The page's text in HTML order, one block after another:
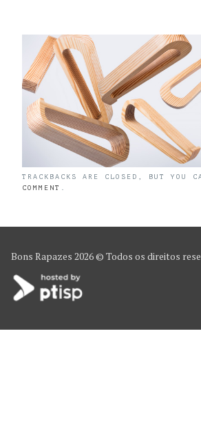
TRACKBACKS ARE CLOSED, BUT YOU
COMMENT
Bons Rapazes 2026 © Todos os direitos